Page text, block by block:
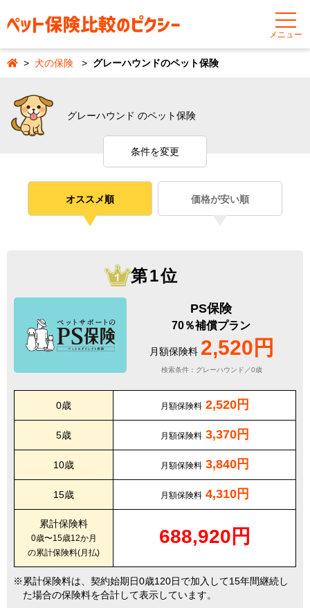
メニュー
犬の保険 グレーハウンドのペット保険
グレーハウンド のペット保険
条件を変更
オススメ順 価格が安い順
第1位
PS保険
70％補償プラン
月額保険料 2,520円
検索条件：グレーハウンド／0歳
0歳 月額保険料 2,520円
5歳 月額保険料 3,370円
10歳 月額保険料 3,840円
15歳 月額保険料 4,310円
累計保険料
0歳〜15歳12か月
の累計保険料(月払)
688,920円
累計保険料は、契約始期日0歳120日で加入して15年間継続し
た場合の保険料を合計して表示しています。